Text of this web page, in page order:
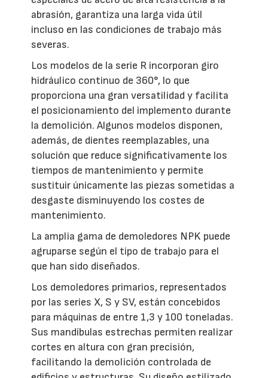
abrasión, garantiza una larga vida útil
incluso en las condiciones de trabajo más
severas.
Los modelos de la serie R incorporan giro
hidráulico continuo de 360°, lo que
proporciona una gran versatilidad y facilita
el posicionamiento del implemento durante
la demolición. Algunos modelos disponen,
además, de dientes reemplazables, una
solución que reduce significativamente los
tiempos de mantenimiento y permite
sustituir únicamente las piezas sometidas a
desgaste disminuyendo los costes de
mantenimiento.
La amplia gama de demoledores NPK puede
agruparse según el tipo de trabajo para el
que han sido diseñados.
Los demoledores primarios, representados
por las series X, S y SV, están concebidos
para máquinas de entre 1,3 y 100 toneladas.
Sus mandíbulas estrechas permiten realizar
cortes en altura con gran precisión,
facilitando la demolición controlada de